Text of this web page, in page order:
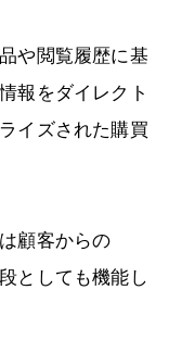
や閲覧履歴に基
報をダイレクト
イズされた購買
顧客からの
としても機能し